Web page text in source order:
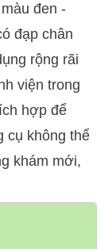
đen -
đạp chân
rộng rãi
viện trong
hợp để
cụ không thể
khám mới,